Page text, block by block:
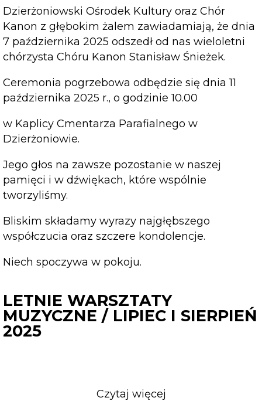
chórzysta
Chóru
Kanon
Stanisław
Dzierżoniowski Ośrodek Kultury oraz Chór
Kanon z głębokim żalem zawiadamiają, że dnia
7 października 2025 odszedł od nas wieloletni
chórzysta Chóru Kanon Stanisław Śnieżek.
Ceremonia pogrzebowa odbędzie się dnia 11
października 2025 r., o godzinie 10.00
w Kaplicy Cmentarza Parafialnego w
Dzierżoniowie.
Jego głos na zawsze pozostanie w naszej
pamięci i w dźwiękach, które wspólnie
tworzyliśmy.
Bliskim składamy wyrazy najgłębszego
współczucia oraz szczere kondolencje.
Niech spoczywa w pokoju.
LETNIE WARSZTATY
MUZYCZNE / LIPIEC I SIERPIEŃ
2025
Czytaj więcej